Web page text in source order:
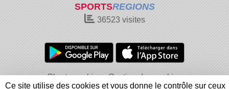
SPORTSREGIONS
36523visites
Charte cookies
Gestion des cookies
Ce site utilise des cookies et vous donne le contrôle sur ceux